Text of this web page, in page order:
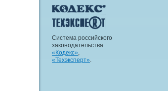
Система российского
законодательства
«Кодекс»,
«Техэксперт».